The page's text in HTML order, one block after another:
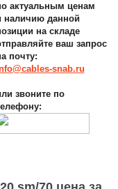
актуальным ценам
наличию данной
на складе
ваш запрос
почту:
snab.ru
звоните по